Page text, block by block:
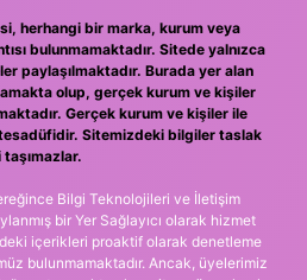
herhangi bir marka, kurum veya
bulunmamaktadır. Sitede yalnızca
paylaşılmaktadır. Burada yer alan
olup, gerçek kurum ve kişiler
Gerçek kurum ve kişiler ile
Sitemizdeki bilgiler taslak
Bilgi Teknolojileri ve İletişim
bir Yer Sağlayıcı olarak hizmet
içerikleri proaktif olarak denetleme
bulunmamaktadır. Ancak, üyelerimiz